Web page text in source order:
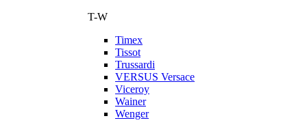
T-W
Timex
Tissot
Trussardi
VERSUS Versace
Viceroy
Wainer
Wenger